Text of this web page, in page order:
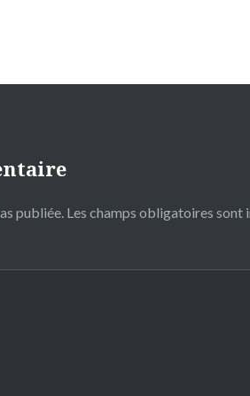
publiée. Les champs obligatoires sont